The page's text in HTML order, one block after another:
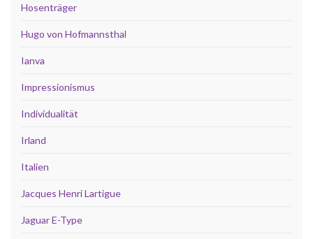
Hosenträger
Hugo von Hofmannsthal
Ianva
Impressionismus
Individualität
Irland
Italien
Jacques Henri Lartigue
Jaguar E-Type